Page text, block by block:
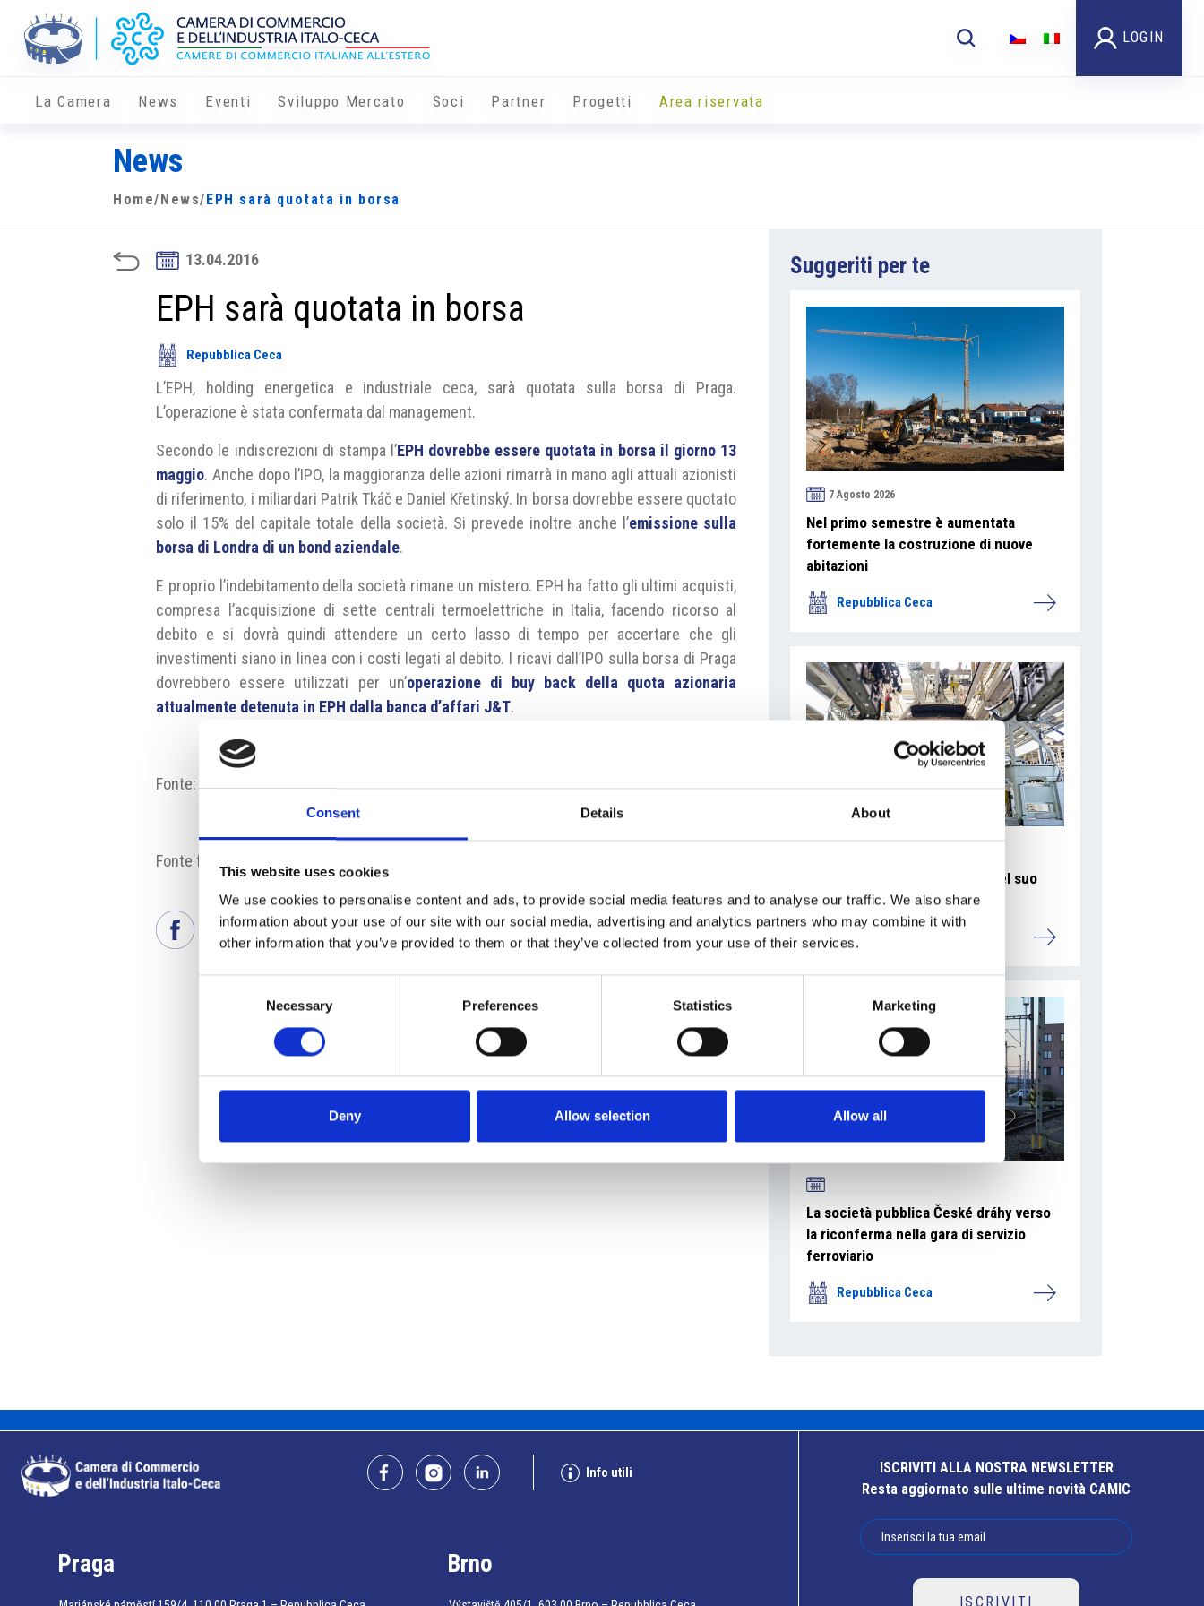
Consent Details About
This website uses cookies
We use cookies to personalise content and ads, to provide social media features and to analyse our traffic. We also share
information about your use of our site with our social media, advertising and analytics partners who may combine it with
other information that you’ve provided to them or that they’ve collected from your use of their services.
Necessary Preferences Statistics Marketing
Deny Allow selection Allow all
LOGIN
La Camera News Eventi Sviluppo Mercato Soci Partner Progetti Area riservata
News
Home/ News/ EPH sarà quotata in borsa
13.04.2016
EPH sarà quotata in borsa
Repubblica Ceca
L’EPH, holding energetica e industriale ceca, sarà quotata sulla borsa di Praga.
L’operazione è stata confermata dal management.
Secondo le indiscrezioni di stampa l’EPH dovrebbe essere quotata in borsa il giorno 13
maggio. Anche dopo l’IPO, la maggioranza delle azioni rimarrà in mano agli attuali azionisti
di riferimento, i miliardari Patrik Tkáč e Daniel Křetinský. In borsa dovrebbe essere quotato
solo il 15% del capitale totale della società. Si prevede inoltre anche l’emissione sulla
borsa di Londra di un bond aziendale.
E proprio l’indebitamento della società rimane un mistero. EPH ha fatto gli ultimi acquisti,
compresa l’acquisizione di sette centrali termoelettriche in Italia, facendo ricorso al
debito e si dovrà quindi attendere un certo lasso di tempo per accertare che gli
investimenti siano in linea con i costi legati al debito. I ricavi dall’IPO sulla borsa di Praga
dovrebbero essere utilizzati per un’operazione di buy back della quota azionaria
attualmente detenuta in EPH dalla banca d’affari J&T.
Fonte:zpravy.e15.cz
Fonte fotografia: EPH
Suggeriti per te
7 Agosto 2026
Nel primo semestre è aumentata
fortemente la costruzione di nuove
abitazioni
Repubblica Ceca
La Škoda avvia la produzione del suo
SUV Peaq
Repubblica Ceca
La società pubblica České dráhy verso
la riconferma nella gara di servizio
ferroviario
Repubblica Ceca
Info utili
Praga Brno
ISCRIVITI ALLA NOSTRA NEWSLETTER
Resta aggiornato sulle ultime novità CAMIC
ISCRIVITI